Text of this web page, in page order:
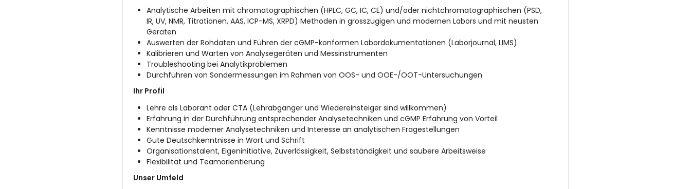
Analytische Arbeiten mit chromatographischen (HPLC, GC, IC, CE) und/oder nichtchromatographischen (PSD,
IR, UV, NMR, Titrationen, AAS, ICP-MS, XRPD) Methoden in grosszügigen und modernen Labors und mit neusten
Geräten
Auswerten der Rohdaten und Führen der cGMP-konformen Labordokumentationen (Laborjournal, LIMS)
Kalibrieren und Warten von Analysegeräten und Messinstrumenten
Troubleshooting bei Analytikproblemen
Durchführen von Sondermessungen im Rahmen von OOS- und OOE-/OOT-Untersuchungen
Ihr Profil
Lehre als Laborant oder CTA (Lehrabgänger und Wiedereinsteiger sind willkommen)
Erfahrung in der Durchführung entsprechender Analysetechniken und cGMP Erfahrung von Vorteil
Kenntnisse moderner Analysetechniken und Interesse an analytischen Fragestellungen
Gute Deutschkenntnisse in Wort und Schrift
Organisationstalent, Eigeninitiative, Zuverlässigkeit, Selbstständigkeit und saubere Arbeitsweise
Flexibilität und Teamorientierung
Unser Umfeld